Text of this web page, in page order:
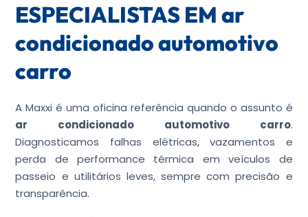
ESPECIALISTAS EM ar
condicionado automotivo
carro
A Maxxi é uma oficina referência quando o assunto é
ar condicionado automotivo carro.
Diagnosticamos falhas elétricas, vazamentos e
perda de performance térmica em veículos de
passeio e utilitários leves, sempre com precisão e
transparência.